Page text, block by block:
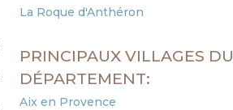
La Roque d'Anthéron
PRINCIPAUX VILLAGES DU
DÉPARTEMENT:
Aix en Provence